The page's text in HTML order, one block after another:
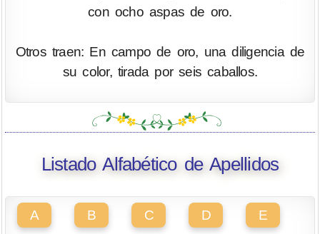
con ocho aspas de oro.
Otros traen: En campo de oro, una diligencia de
su color, tirada por seis caballos.
Listado Alfabético de Apellidos
A B C D E